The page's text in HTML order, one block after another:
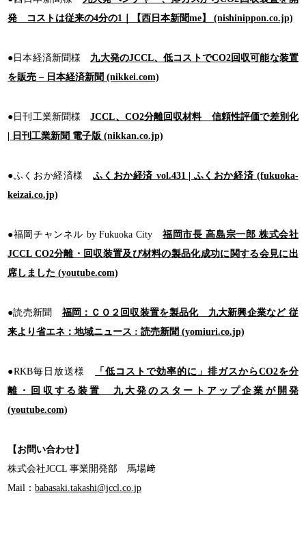
発 コストは従来の4分の1｜【西日本新聞me】 (nishinippon.co.jp)
●日本経済新聞様 九大発のJCCL、低コストでCO2回収可能な装置
を販売 – 日本経済新聞 (nikkei.com)
●日刊工業新聞様JCCL、CO2分離回収材料 信頼性評価で差別化
| 日刊工業新聞 電子版 (nikkan.co.jp)
●ふくおか経済様ふくおか経済 vol.431 | ふくおか経済 (fukuoka-
keizai.co.jp)
●福岡チャンネル by Fukuoka City福岡市長 高島宗一郎 株式会社
JCCL CO2分離・回収装置及び材料の製品化成功に関する会見に出
席しました (youtube.com)
●読売新聞 福岡：ＣＯ２回収装置を製品化 九大新興企業など 従
来より省エネ：地域ニュース : 読売新聞 (yomiuri.co.jp)
●RKB毎日放送様
「低コストで効率的に」排ガスからCO2を分
離・回収する装置 九大発のスタートアップ企業が開発
(youtube.com)
【お問い合わせ】
株式会社JCCL 事業開発部 馬場﨑
Mail：babasaki.takashi@jccl.co.jp